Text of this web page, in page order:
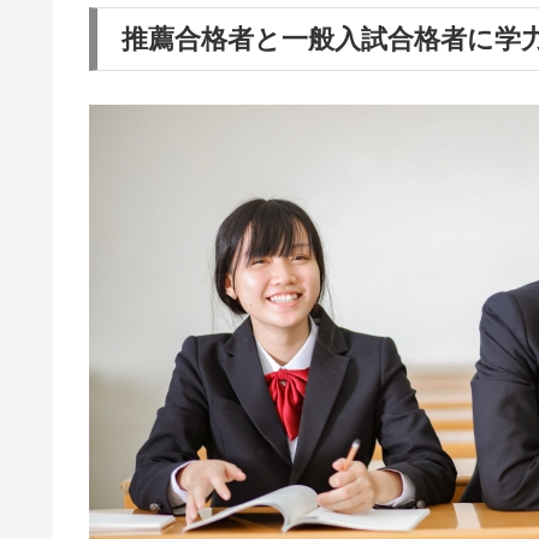
推薦合格者と一般入試合格者に学